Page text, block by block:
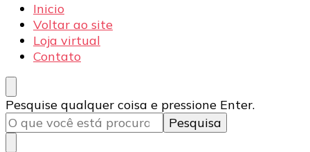
PHD Seg
Blog
Inicio
Voltar ao site
Loja virtual
Contato
Procurando
algo?
Pesquise qualquer coisa e pressione Enter.